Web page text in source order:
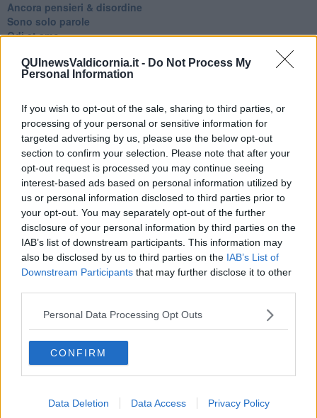
QUInewsValdicornia.it - Do Not Process My
Personal Information
If you wish to opt-out of the sale, sharing to third parties, or
processing of your personal or sensitive information for
targeted advertising by us, please use the below opt-out
section to confirm your selection. Please note that after your
opt-out request is processed you may continue seeing
interest-based ads based on personal information utilized by
us or personal information disclosed to third parties prior to
your opt-out. You may separately opt-out of the further
disclosure of your personal information by third parties on the
IAB’s list of downstream participants. This information may
also be disclosed by us to third parties on the IAB’s List of
Downstream Participants that may further disclose it to other
Personal Data Processing Opt Outs
CONFIRM
Data Deletion Data Access Privacy Policy
Ancora pensieri & disordine
Sono solo parole
Odi et amo
Vitamina D
La strada
Com'esuli pensieri
La trappola di Tucidide, o della 3ª C
L'evoluzione umana
Ad Astra
Storia di io - Quasi un compito in classe
Quasi una lezione
Spleen
Lettera a un amico
Lettera al sultano
I sogni del mattino
La calura
Armani
Nuvole
Via Firenze
Tristezza
I libri
La scadenza
Passo a due
Vivere